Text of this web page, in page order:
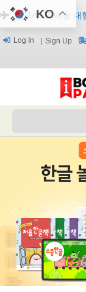
한국/미국 배송 대
Log In Sign Up
KO